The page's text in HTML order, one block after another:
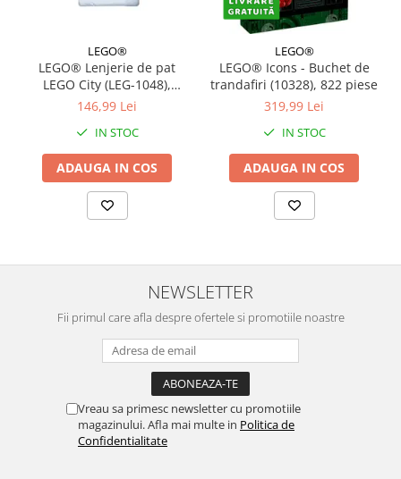
LEGO®
LEGO® Lenjerie de pat
LEGO City (LEG-1048),
140x200 cm
146,99 Lei
IN STOC
ADAUGA IN COS
LEGO®
LEGO® Icons - Buchet de
trandafiri (10328), 822 piese
319,99 Lei
IN STOC
ADAUGA IN COS
NEWSLETTER
Fii primul care afla despre ofertele si promotiile noastre
Vreau sa primesc newsletter cu promotiile
magazinului. Afla mai multe in Politica de
Confidentialitate